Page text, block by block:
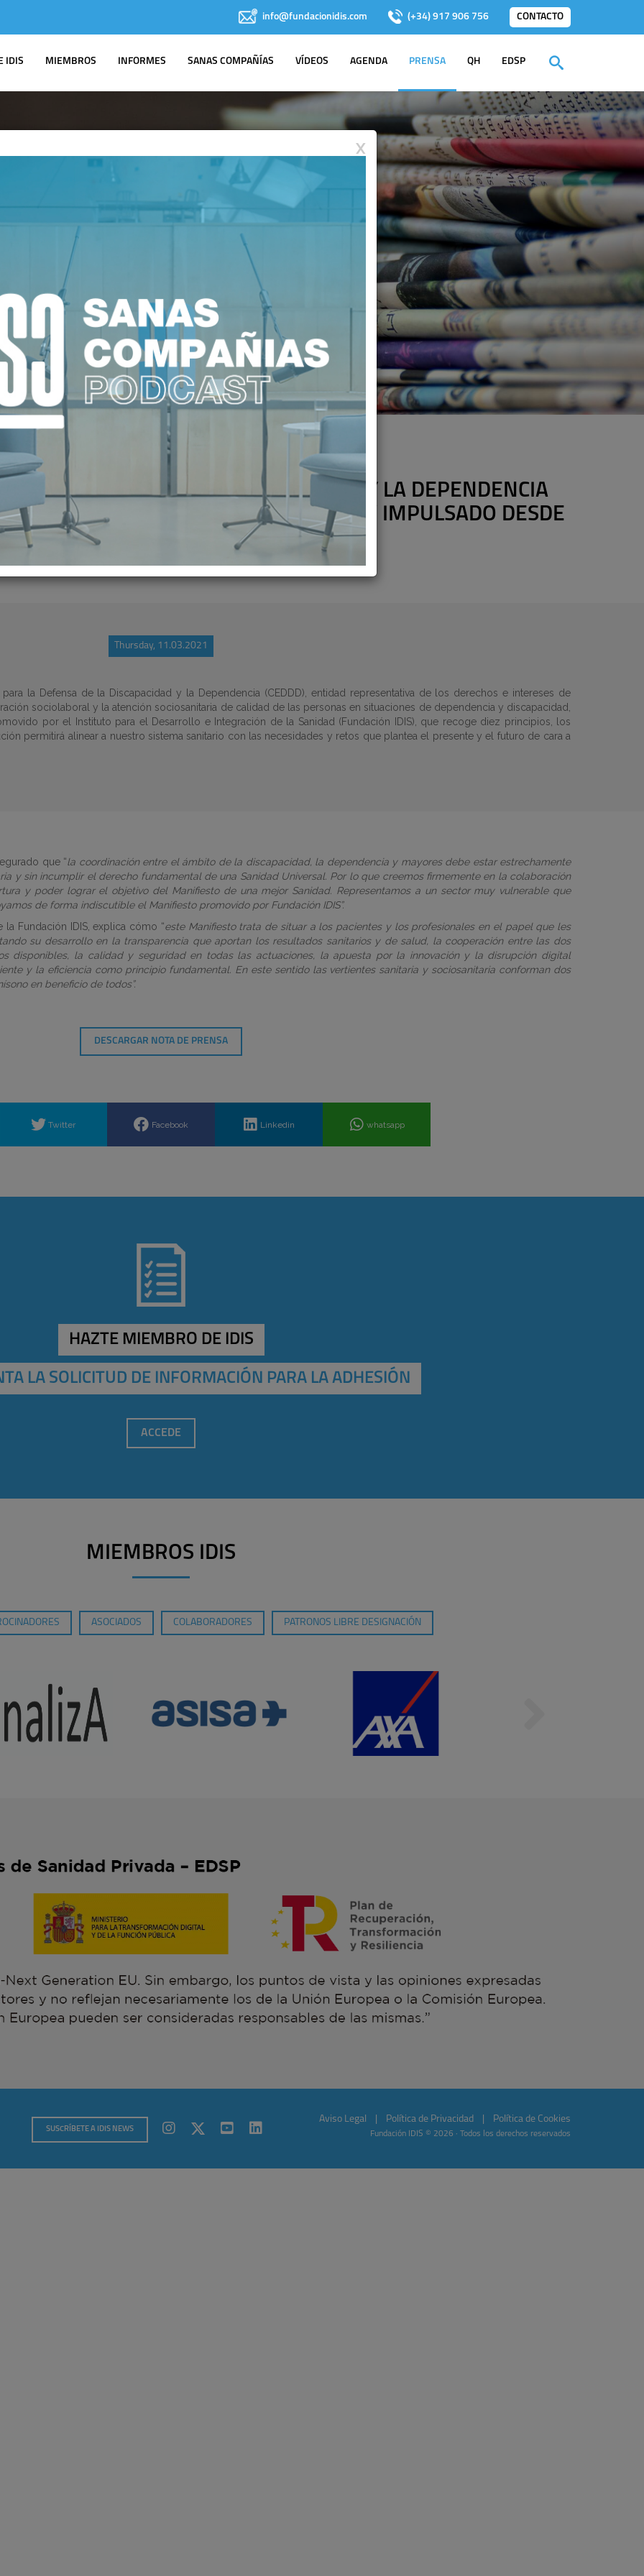
info@fundacionidis.com (+34) 917 906 756 CONTACTO
IDIS MIEMBROS INFORMES SANAS COMPAÑÍAS VÍDEOS AGENDA PRENSA QH EDSP
NOTAS DE PRENSA
LA DEFENSA DE LA DISCAPACIDAD Y LA DEPENDENCIA
“POR UNA MEJOR SANIDAD” IMPULSADO DESDE
LA FUNDACIÓN IDIS
Thursday, 11.03.2021
la Defensa de la Discapacidad y la Dependencia (CEDDD), entidad representativa de los derechos e intereses de
sociolaboral y la atención sociosanitaria de calidad de las personas en situaciones de dependencia y discapacidad,
por el Instituto para el Desarrollo e Integración de la Sanidad (Fundación IDIS), que recoge diez principios, los
permitirá alinear a nuestro sistema sanitario con las necesidades y retos que plantea el presente y el futuro de cara a
que “la coordinación entre el ámbito de la discapacidad, la dependencia y mayores debe estar estrechamente
y sin incumplir el derecho fundamental de una Sanidad Universal. Por lo que creemos firmemente en la colaboración
y poder lograr el objetivo del Manifiesto de una mejor Sanidad. Representamos a un sector muy vulnerable que
de forma indiscutible el Manifiesto promovido por Fundación IDIS”.
la Fundación IDIS, explica cómo “este Manifiesto trata de situar a los pacientes y los profesionales en el papel que les
su desarrollo en la transparencia que aportan los resultados sanitarios y de salud, la cooperación entre las dos
disponibles, la calidad y seguridad en todas las actuaciones, la apuesta por la innovación y la disrupción digital
y la eficiencia como principio fundamental. En este sentido las vertientes sanitaria y sociosanitaria conforman dos
en beneficio de todos”.
DESCARGAR NOTA DE PRENSA
Twitter Facebook Linkedin whatsapp
HAZTE MIEMBRO DE IDIS
LA SOLICITUD DE INFORMACIÓN PARA LA ADHESIÓN
ACCEDE
MIEMBROS IDIS
ASOCIADOS COLABORADORES PATRONOS LIBRE DESIGNACIÓN
SUSCRÍBETE A IDIS NEWS
Aviso Legal Política de Privacidad Política de Cookies
Fundación IDIS © 2026 · Todos los derechos reservados
X